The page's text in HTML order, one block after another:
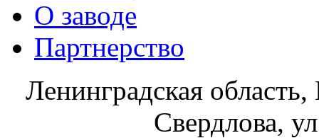
О заводе
Партнерство
Ленинградская
Свердлова,